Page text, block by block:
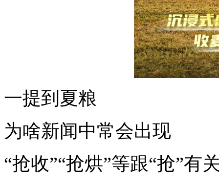
一提到夏粮
为啥新闻中常会出现
“抢收”“抢烘”等跟“抢”有